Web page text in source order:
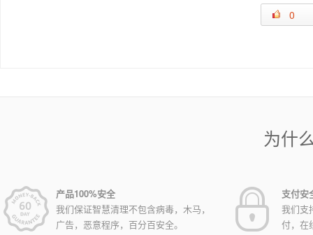
0
为什
产品100%安全
我们保证智慧清理不包含病毒，木马，
广告，恶意程序，百分百安全。
支付安
我们支
付，在